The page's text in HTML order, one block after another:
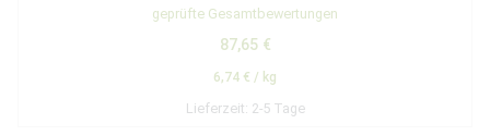
Bewertet mit
5.00
geprüfte Gesamtbewertungen
87,65 €
6,74 € / kg
Lieferzeit: 2-5 Tage